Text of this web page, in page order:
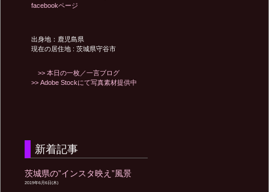
facebookページ
出身地：鹿児島県
現在の居住地 : 茨城県守谷市
>> 本日の一枚／一言ブログ
>> Adobe Stockにて写真素材提供中
新着記事
茨城県の”インスタ映え”風景
2019年6月6日(木)